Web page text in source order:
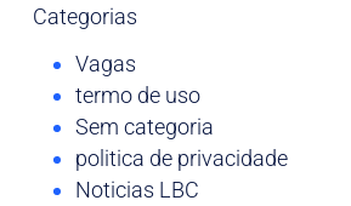
Categorias
Vagas
termo de uso
Sem categoria
politica de privacidade
Noticias LBC